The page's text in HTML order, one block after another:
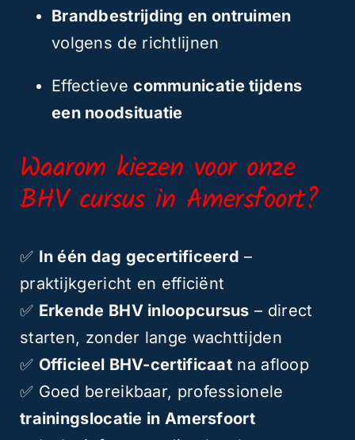
Brandbestrijding en ontruimen
volgens de richtlijnen
Effectievecommunicatie tijdens
een noodsituatie
Waarom kiezen voor onze
BHV cursus in Amersfoort?
✅ In één dag gecertificeerd –
praktijkgericht en efficiënt
✅ Erkende BHV inloopcursus – direct
starten, zonder lange wachttijden
✅ Officieel BHV-certificaat na afloop
✅ Goed bereikbaar, professionele
trainingslocatie in Amersfoort